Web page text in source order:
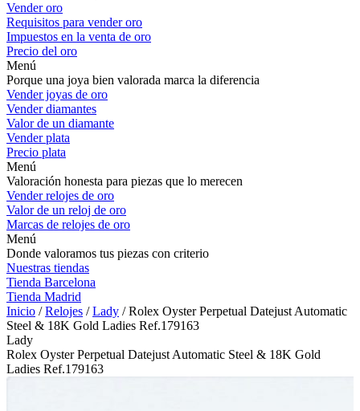
Vender oro
Requisitos para vender oro
Impuestos en la venta de oro
Precio del oro
Menú
Porque una joya bien valorada marca la diferencia
Vender joyas de oro
Vender diamantes
Valor de un diamante
Vender plata
Precio plata
Menú
Valoración honesta para piezas que lo merecen
Vender relojes de oro
Valor de un reloj de oro
Marcas de relojes de oro
Menú
Donde valoramos tus piezas con criterio
Nuestras tiendas
Tienda Barcelona
Tienda Madrid
Inicio /Relojes /Lady / Rolex Oyster Perpetual Datejust Automatic
Steel & 18K Gold Ladies Ref.179163
Lady
Rolex Oyster Perpetual Datejust Automatic Steel & 18K Gold
Ladies Ref.179163